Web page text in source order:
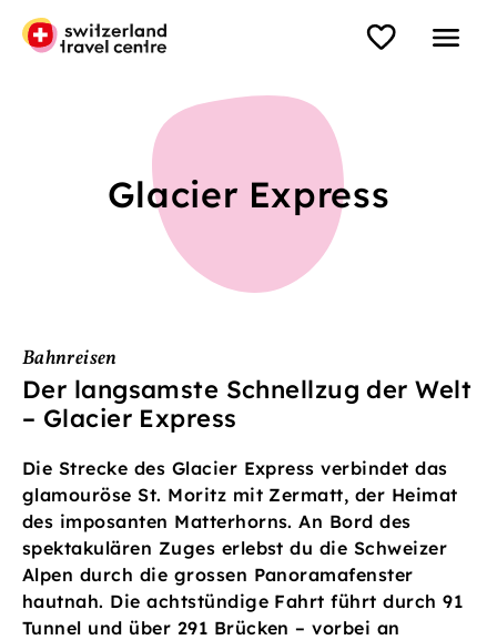
Glacier Express
Bahnreisen
Der langsamste Schnellzug der Welt
– Glacier Express
Die Strecke des Glacier Express verbindet das
glamouröse St. Moritz mit Zermatt, der Heimat
des imposanten Matterhorns. An Bord des
spektakulären Zuges erlebst du die Schweizer
Alpen durch die grossen Panoramafenster
hautnah. Die achtstündige Fahrt führt durch 91
Tunnel und über 291 Brücken – vorbei an